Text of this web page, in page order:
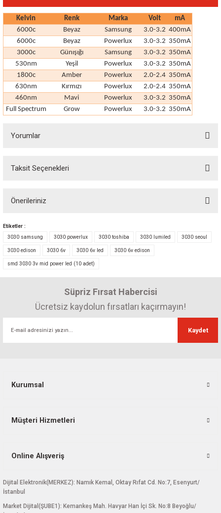
Kelvin Renk Marka Volt
mA
6000c
Beyaz Samsung 3.0-3.2 400mA
6000c
Beyaz Powerlux 3.0-3.2 350mA
3000c
Günışığı Samsung 3.0-3.2 350mA
530nm
Yeşil Powerlux 3.0-3.2 350mA
1800c
Amber Powerlux 2.0-2.4 350mA
630nm
Kırmızı Powerlux 2.0-2.4 350mA
460nm
Mavi Powerlux 3.0-3.2 350mA
Full Spectrum
Grow Powerlux 3.0-3.2 350mA
Yorumlar
Taksit Seçenekleri
Önerileriniz
Bu ürünün fiyat bilgisi, resim, ürün açıklamalarında ve diğer konularda
yetersiz gördüğünüz noktaları öneri formunu kullanarak tarafımıza
Görüş ve önerileriniz için teşekkür ederiz.
Ürün resmi kalitesiz, bozuk veya görüntülenemiyor.
Ürün açıklamasında eksik bilgiler bulunuyor.
Ürün bilgilerinde hatalar bulunuyor.
Ürün fiyatı diğer sitelerden daha pahalı.
Bu ürüne benzer farklı alternatifler olmalı.
Etiketler :
3030 samsung
3030 powerlux 3030 toshiba 3030 lumiled 3030 seoul
3030 edison 3030 6v 3030 6v led 3030 6v edison
smd 3030 3v mid power led (10 adet)
Süpriz Fırsat Habercisi
Ücretsiz kaydolun fırsatları kaçırmayın!
Kaydet
Kurumsal
Müşteri Hizmetleri
Online Alışveriş
Dijital Elektronik(MERKEZ): Namık Kemal, Oktay Rıfat Cd. No:7, Esenyurt/
İstanbul
Market Dijital(ŞUBE1): Kemankeş Mah. Havyar Han İçi Sk. No:8 Beyoğlu/